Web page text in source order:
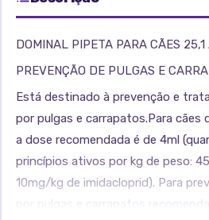
DOMINAL PIPETA PARA CÃES
PREVENÇÃO DE PULGAS E
Está destinado à prevenção e
por pulgas e carrapatos.Para cães
a dose recomendada é de 4ml
princípios ativos por kg de peso:
10mg/kg de imidacloprid). Para
por pulgas e carrapatos